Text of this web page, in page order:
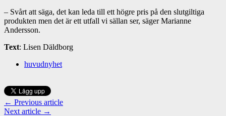
– Svårt att säga, det kan leda till ett högre pris på den slutgiltiga
produkten men det är ett utfall vi sällan ser, säger Marianne
Andersson.
Text: Lisen Däldborg
huvudnyhet
← Previous article
Next article →